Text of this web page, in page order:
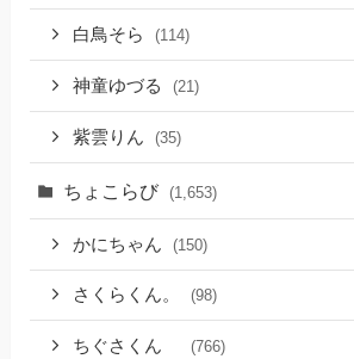
白鳥そら (114)
神童ゆづる (21)
紫雲りん (35)
ちょこらび (1,653)
かにちゃん (150)
さくらくん。 (98)
ちぐさくん (766)